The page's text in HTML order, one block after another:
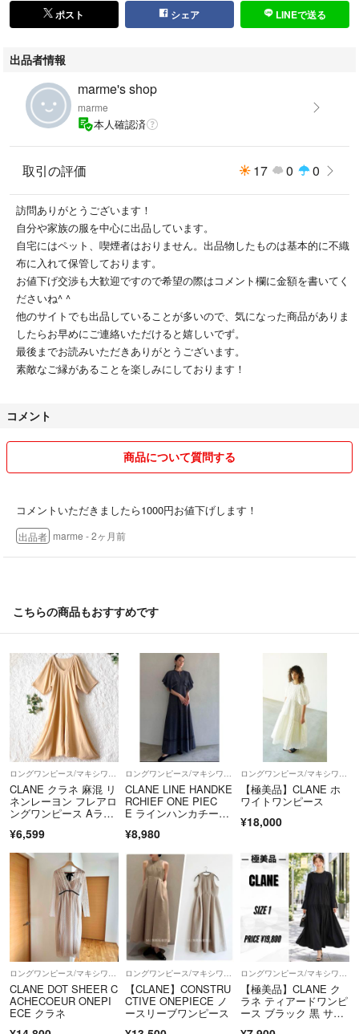
簡易包装にて24時間以内に発送いたします。
仕事の都合で遅れる場合がございますのでご了承ください。
ご購入前にプロフィールの確認をよろしくお願いします。
ポスト シェア LINEで送る
出品者情報
marme's shop
marme
本人確認済
取引の評価 17 0 0
訪問ありがとうございます！
自分や家族の服を中心に出品しています。
自宅にはペット、喫煙者はおりません。出品物したものは基本的に不織
布に入れて保管しております。
お値下げ交渉も大歓迎ですので希望の際はコメント欄に金額を書いてく
ださいね^ ^
他のサイトでも出品していることが多いので、気になった商品がありま
したらお早めにご連絡いただけると嬉しいでず。
最後までお読みいただきありがとうございます。
素敵なご縁があることを楽しみにしております！
コメント
商品について質問する
コメントいただきましたら1000円お値下げします！
出品者 marme - 2ヶ月前
こちらの商品もおすすめです
CLANE クラネ 麻混 リ
ネンレーヨン フレアロ
ングワンピース Aライ
本製
¥6,599
CLANE LINE HANDKE
RCHIEF ONE PIEC
E ラインハンカチーフ
ク ロングワンピース
¥8,980
【極美品】CLANE ホ
ワイトワンピース
¥18,000
CLANE DOT SHEER C
ACHECOEUR ONEPI
ECE クラネ
【CLANE】CONSTRU
CTIVE ONEPIECE ノ
ースリーブワンピース
【極美品】CLANE ク
ラネ ティアードワンピ
ース ブラック 黒 サイ